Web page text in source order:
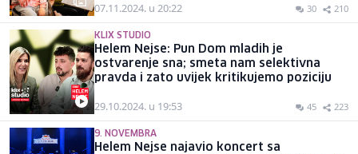
07.11.2024. u 20:22 30 210
KLIX STUDIO
Helem Nejse: Pun Dom mladih je
ostvarenje sna; smeta nam selektivna
pravda i zato uvijek kritikujemo poziciju
29.10.2024. u 19:53 45 223
9. NOVEMBRA
Helem Nejse najavio koncert sa